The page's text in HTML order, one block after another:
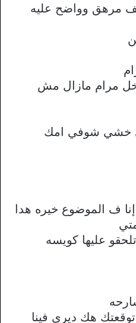
مرهق وواضح عليه
مرام مازال مش
خشي شوفي امك
ف الموضوع خيره هدا
عليها كويسه
هك ديري فينا